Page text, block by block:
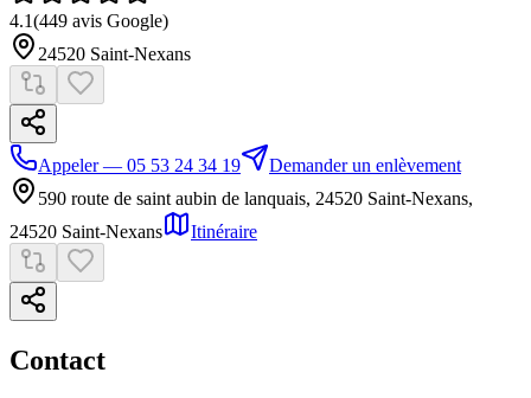
4.1(449 avis Google)
24520 Saint-Nexans
Appeler — 05 53 24 34 19
Demander un enlèvement
590 route de saint aubin de lanquais, 24520 Saint-Nexans,
24520 Saint-Nexans Itinéraire
Contact